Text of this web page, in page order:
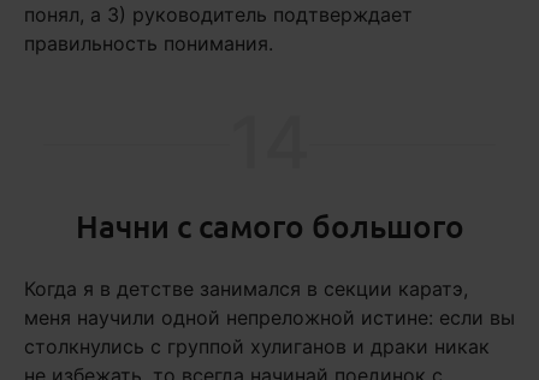
понял, а 3) руководитель подтверждает
правильность понимания.
Начни с самого большого
Когда я в детстве занимался в секции каратэ,
меня научили одной непреложной истине: если вы
столкнулись с группой хулиганов и драки никак
не избежать, то всегда начинай поединок с